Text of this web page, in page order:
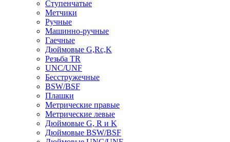
Ступенчатые
Метчики
Ручные
Машинно-ручные
Гаечные
Дюймовые G,Rc,K
Резьба TR
UNC/UNF
Бесстружечные
BSW/BSF
Плашки
Метрические правые
Метрические левые
Дюймовые G, R и K
Дюймовые BSW/BSF